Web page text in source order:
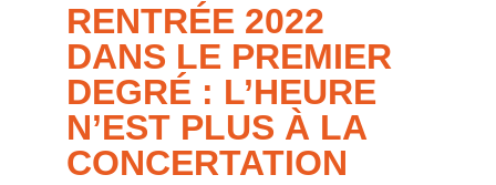
RENTRÉE 2022
DANS LE PREMIER
DEGRÉ : L’HEURE
N’EST PLUS À LA
CONCERTATION